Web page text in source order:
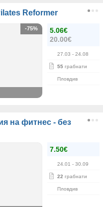
Reformer
5.06€
20.00€
27.03 - 24.08
55 грабнати
Пловдив
-75%
на фитнес - без
7.50€
24.01 - 30.09
22 грабнати
Пловдив